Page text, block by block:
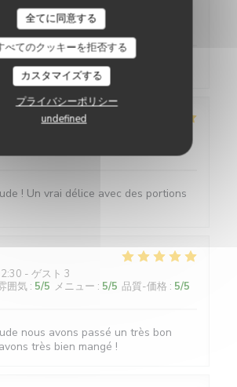
全てに同意する
べてのクッキーを拒否する
カスタマイズする
プライバシーポリシー
undefined
- ゲスト 5
雰囲気:5/5 メニュー:
très généreuses (en garnitures)
/5
! Un vrai délice avec des portions
- ゲスト 3
囲気 : 5/5 メニュー : 5/5 品質-価格 : 5/5
nous avons passé un très bon
très bien mangé !